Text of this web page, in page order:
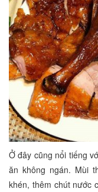
Ở đây cũng nổi tiếng
ăn không ngán. Mùi
khén, thêm chút nước